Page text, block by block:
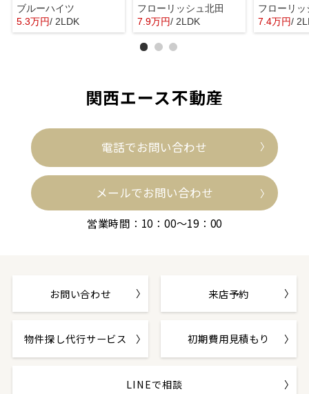
ブルーハイツ
5.3万円/ 2LDK
フローリッシュ北田
7.9万円/ 2LDK
フローリッ
7.4万円/
関西エース不動産
電話でお問い合わせ
メールでお問い合わせ
営業時間：10：00～19：00
お問い合わせ 来店予約
物件探し代行サービス 初期費用見積もり
LINEで相談